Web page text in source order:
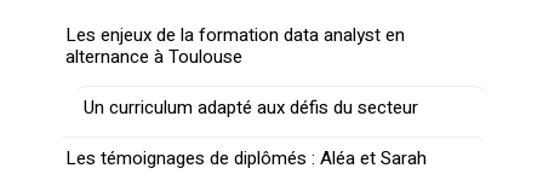
Les enjeux de la formation data analyst en
alternance à Toulouse
Un curriculum adapté aux défis du secteur
Les témoignages de diplômés : Aléa et Sarah